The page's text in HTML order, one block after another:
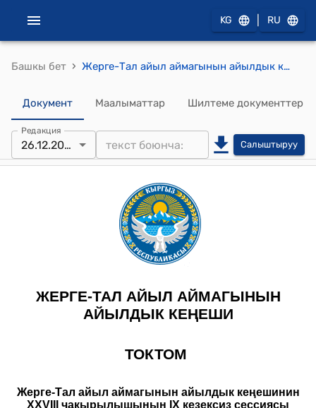
KG RU
Башкы бет › Жерге-Тал айыл аймагынын айылдык кеңешинин 2023-жылдын 26-декабрындагы № 9/12 "Кыймылдуу жана кыймылсыз мүлктөрдү реестр боюнча кароо жөнүндө" токтому
Документ Маалыматтар Шилтеме документтер
Редакция
26.12.2023 Салыштыруу